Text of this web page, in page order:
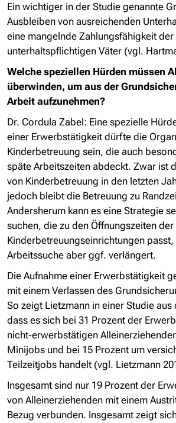
Ein wichtiger in der Studie genannte
Ausbleiben von ausreichenden
eine mangelnde Zahlungsfähigkeit der
unterhaltspflichtigen Väter (vgl.
Welche speziellen Hürden müssen
überwinden, um aus der
Arbeit aufzunehmen?
Dr. Cordula Zabel: Eine spezielle
einer Erwerbstätigkeit dürfte die
Kinderbetreuung sein, die auch
späte Arbeitszeiten abdeckt. Zwar ist
von Kinderbetreuung in den letzten
jedoch bleibt die Betreuung zu
Andersherum kann es eine Strategie
suchen, die zu den Öffnungszeiten der
Kinderbetreuungseinrichtungen
Arbeitssuche aber ggf. verlängert.
Die Aufnahme einer Erwerbstätigkeit
mit einem Verlassen des
So zeigt Lietzmann in einer Studie aus
dass es sich bei 31 Prozent der
nicht-erwerbstätigen
Minijobs und bei 15 Prozent um
Teilzeitjobs handelt (vgl. Lietzmann
Insgesamt sind nur 19 Prozent der
von Alleinerziehenden mit einem
Bezug verbunden. Insgesamt zeigt